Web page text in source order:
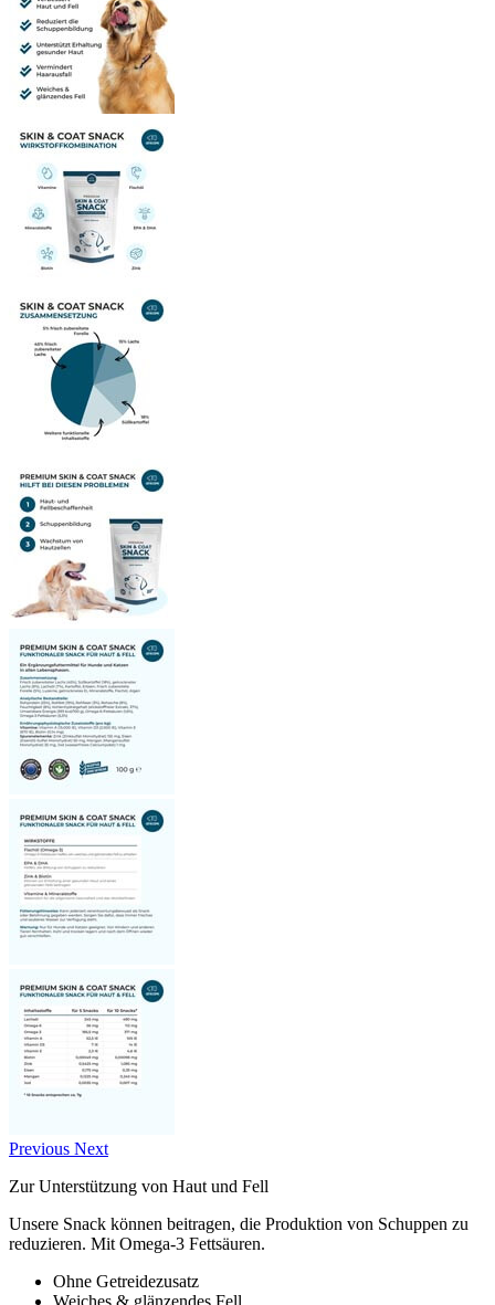
Previous Next
Zur Unterstützung von Haut und Fell
Unsere Snack können beitragen, die Produktion von Schuppen zu
reduzieren. Mit Omega-3 Fettsäuren.
Ohne Getreidezusatz
Weiches & glänzendes Fell